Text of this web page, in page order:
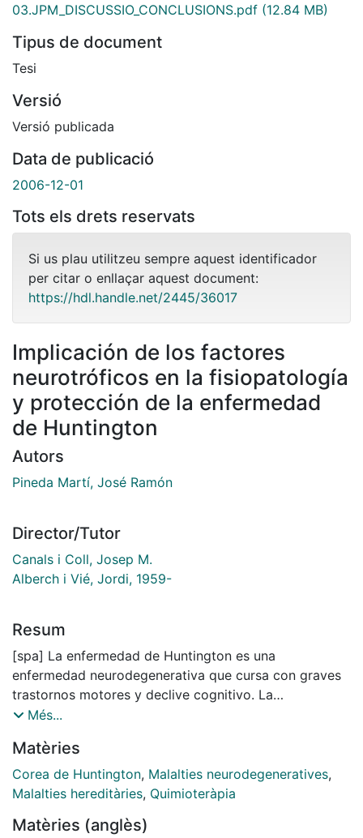
03.JPM_DISCUSSIO_CONCLUSIONS.pdf (12.84 MB)
Tipus de document
Tesi
Versió
Versió publicada
Data de publicació
2006-12-01
Tots els drets reservats
Si us plau utilitzeu sempre aquest identificador
per citar o enllaçar aquest document:
https://hdl.handle.net/2445/36017
Implicación de los factores
neurotróficos en la fisiopatología
y protección de la enfermedad
de Huntington
Autors
Pineda Martí, José Ramón
Director/Tutor
Canals i Coll, Josep M.
Alberch i Vié, Jordi, 1959-
Resum
[spa] La enfermedad de Huntington es una
enfermedad neurodegenerativa que cursa con graves
trastornos motores y declive cognitivo. La
neuropatología de la enfermedad radica en la
selectiva de las neuronas GABAérgicas de los núcleos
Caudado y Putamen del cerebro (núcleo estriado en
ratones). Esta enfermedad no tiene cura y su
ha abordado el estudio de los factores tróficos,
Més...
Matèries
Corea de Huntington, Malalties neurodegeneratives,
Malalties hereditàries, Quimioteràpia
Matèries (anglès)